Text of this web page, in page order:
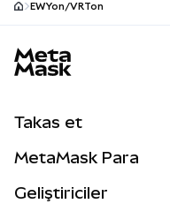
EWYon/VRTon
Takas et
Perps
MetaMask Para
Geliştiriciler